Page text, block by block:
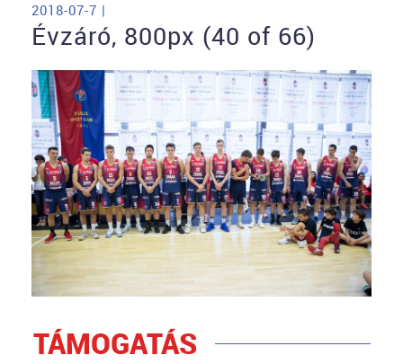
2018-07-7 |
Évzáró, 800px (40 of 66)
TÁMOGATÁS